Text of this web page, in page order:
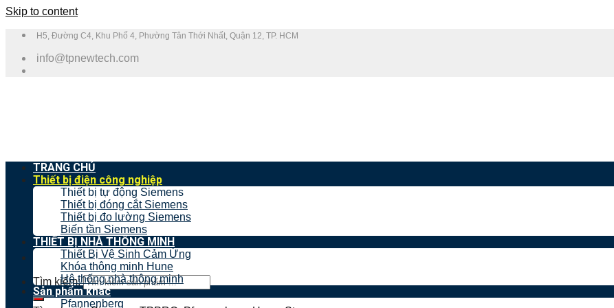
Skip to content
H5, Đường C4, Khu Phố 4, Phường Tân Thới Nhất, Quận 12, TP. HCM
info@tpnewtech.com
Tìm kiếm:
TRANG CHỦ
Thiết bị điện công nghiệp
Thiết bị tự động Siemens
Thiết bị đóng cắt Siemens
Thiết bị đo lường Siemens
Biến tần Siemens
THIẾT BỊ NHÀ THÔNG MINH
Thiết Bị Vệ Sinh Cảm Ứng
Khóa thông minh Hune
Hệ thống nhà thông minh
Sản phẩm khác
Pfannenberg